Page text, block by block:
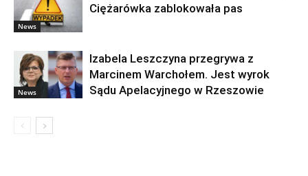
News
Ciężarówka zablokowała pas
News
Izabela Leszczyna przegrywa z
Marcinem Warchołem. Jest wyrok
Sądu Apelacyjnego w Rzeszowie